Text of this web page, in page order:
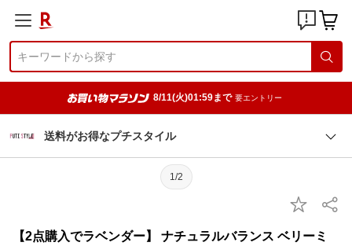
8/11(火)01:59まで 要エントリー
送料がお得なプチスタイル
1/2
【2点購入でラベンダー】 ナチュラルバランス ベリーミ